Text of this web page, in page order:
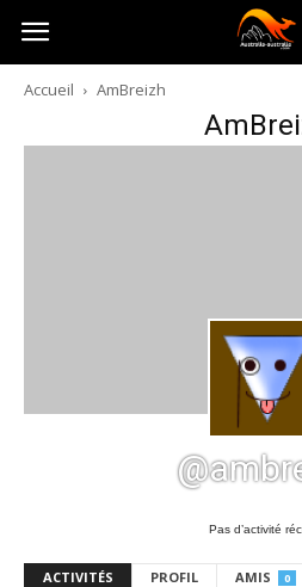
Australia-
australie.com
Accueil AmBreizh
Pas d’activité
ACTIVITÉS PROFIL AMIS 0